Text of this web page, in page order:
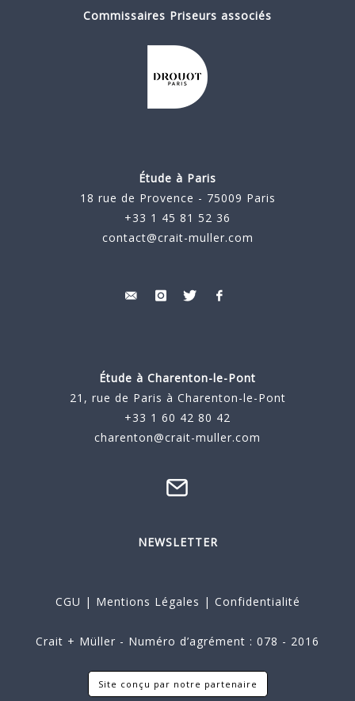
Commissaires Priseurs associés
Étude à Paris
18 rue de Provence - 75009 Paris
+33 1 45 81 52 36
contact@crait-muller.com
Étude à Charenton-le-Pont
21, rue de Paris à Charenton-le-Pont
+33 1 60 42 80 42
charenton@crait-muller.com
NEWSLETTER
CGU | Mentions Légales | Confidentialité
Crait + Müller - Numéro d’agrément : 078 - 2016
Site conçu par notre partenaire